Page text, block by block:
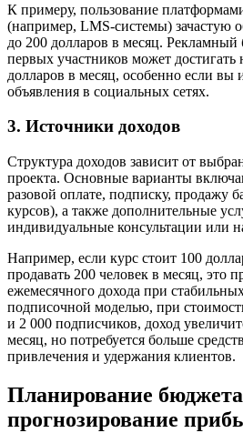
К примеру, пользование
(например, LMS-системы) зачастую
до 200 долларов в месяц.
первых участников может достигать
долларов в месяц, особенно если вы
объявления в социальных сетях.
3. Источники доходов
Структура доходов зависит от
проекта. Основные варианты
разовой оплате, подписку, продажу
курсов), а также дополнительные
индивидуальные консультации или
Например, если курс стоит 100
продавать 200 человек в месяц, это
ежемесячного дохода при
подписочной моделью, при
и 2 000 подписчиков, доход
месяц, но потребуется больше
привлечения и удержания клиентов.
Планирование
прогнозирование